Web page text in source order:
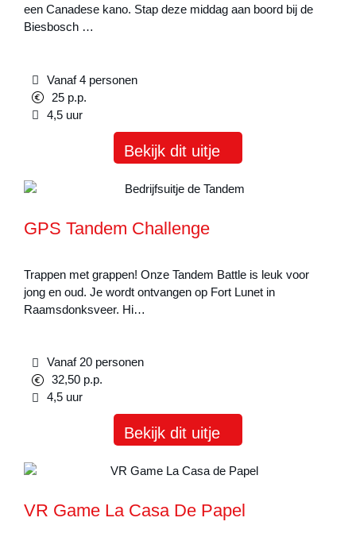
een Canadese kano. Stap deze middag aan boord bij de
Biesbosch …
Vanaf 4 personen
25 p.p.
4,5 uur
Bekijk dit uitje
GPS Tandem Challenge
Trappen met grappen! Onze Tandem Battle is leuk voor
jong en oud. Je wordt ontvangen op Fort Lunet in
Raamsdonksveer. Hi…
Vanaf 20 personen
32,50 p.p.
4,5 uur
Bekijk dit uitje
VR Game La Casa De Papel